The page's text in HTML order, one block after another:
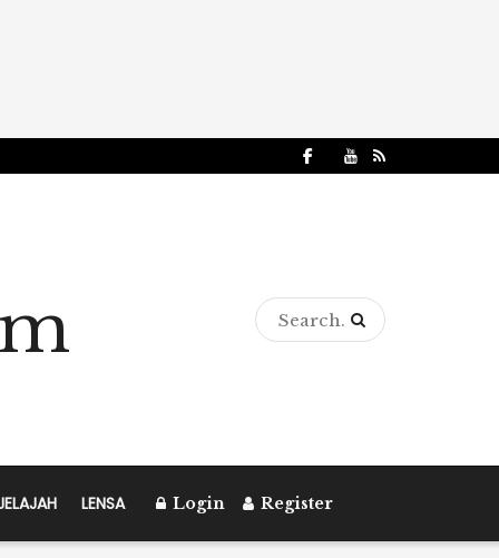
LENSA Login Register